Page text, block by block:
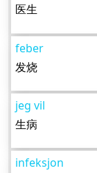
医生
feber
发烧
jeg vil
生病
infeksjon